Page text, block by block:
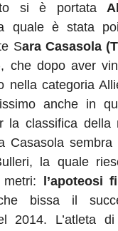
si è portata
quale è stata
Sara Casasola
, che dopo aver
nella categoria
anche in
la classifica della
Casasola sembra
la quale
l’apoteosi
bissa il
2014. L’atleta